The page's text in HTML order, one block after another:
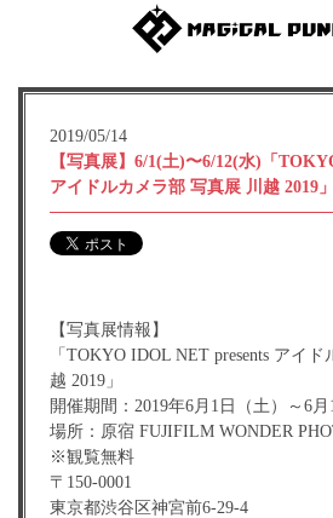
2019/05/14
【写真展】6/1(土)〜6/12(水)「
アイドルカメラ部 写真展 川越 2019
【写真展情報】
「TOKYO IDOL NET presents アイド
越 2019」
開催期間：2019年6月1日（土）～6月
場所：原宿 FUJIFILM WONDER
※観覧無料
〒150-0001
東京都渋谷区神宮前6-29-4